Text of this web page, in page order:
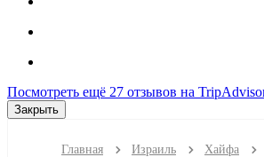
Посмотреть ещё 27 отзывов на
Закрыть
Главная Израиль Хайфа